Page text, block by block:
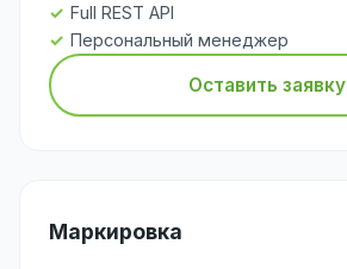
Full REST API
Персональный менеджер
Оставить заявку
Маркировка